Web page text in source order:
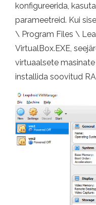
konfigureerida,
parameetreid. Kui
\ Program Files \
VirtualBox.EXE,
virtuaalsete
installida soovitud